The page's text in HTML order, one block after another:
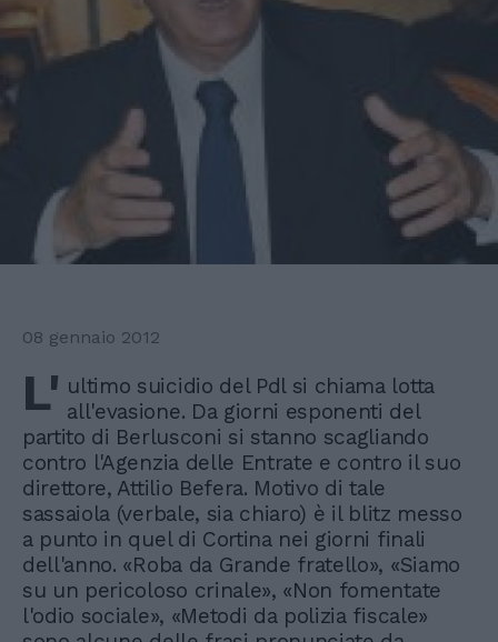
08 gennaio 2012
L' ultimo suicidio del Pdl si chiama lotta
all'evasione. Da giorni esponenti del
partito di Berlusconi si stanno scagliando
contro l'Agenzia delle Entrate e contro il suo
direttore, Attilio Befera. Motivo di tale
sassaiola (verbale, sia chiaro) è il blitz messo
a punto in quel di Cortina nei giorni finali
dell'anno. «Roba da Grande fratello», «Siamo
su un pericoloso crinale», «Non fomentate
l'odio sociale», «Metodi da polizia fiscale»